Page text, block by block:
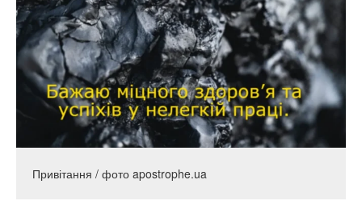
Привітання / фото apostrophe.ua